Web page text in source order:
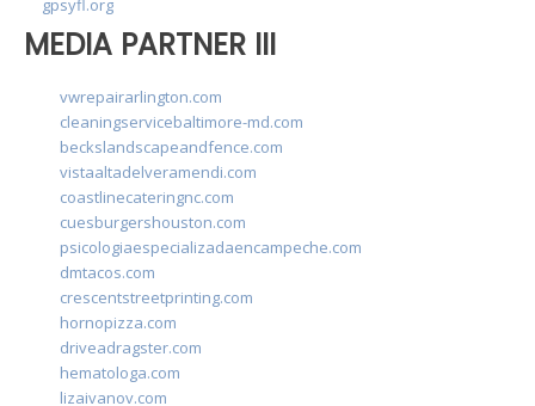
MEDIA PARTNER III
vwrepairarlington.com
cleaningservicebaltimore-md.com
beckslandscapeandfence.com
vistaaltadelveramendi.com
coastlinecateringnc.com
cuesburgershouston.com
psicologiaespecializadaencampeche.com
dmtacos.com
crescentstreetprinting.com
hornopizza.com
driveadragster.com
hematologa.com
lizaivanov.com